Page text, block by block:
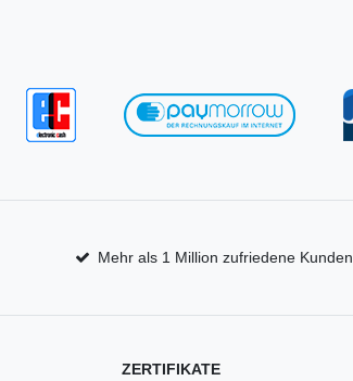
Mehr als 1 Million zufriedene Kunden
ZERTIFIKATE